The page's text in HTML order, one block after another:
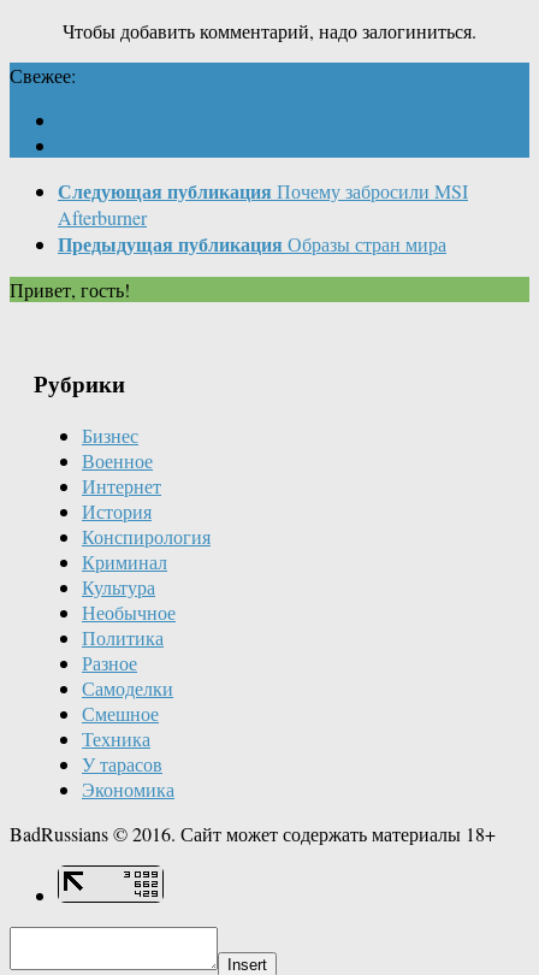
Чтобы добавить комментарий, надо залогиниться.
Свежее:
Следующая публикация Почему забросили MSI
Afterburner
Предыдущая публикация Образы стран мира
Привет, гость!
Рубрики
Бизнес
Военное
Интернет
История
Конспирология
Криминал
Культура
Необычное
Политика
Разное
Самоделки
Смешное
Техника
У тарасов
Экономика
BadRussians © 2016. Сайт может содержать материалы 18+
Insert